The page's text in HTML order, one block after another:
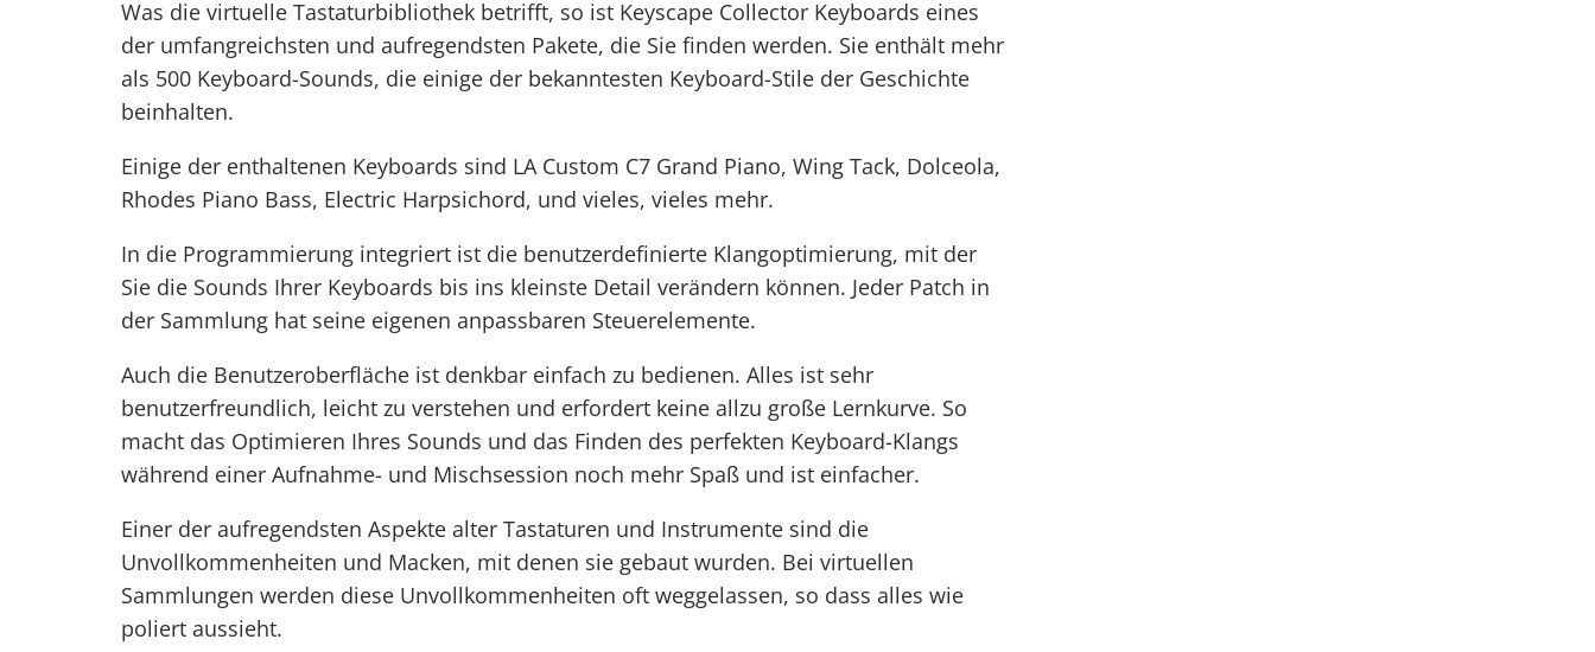
Was die virtuelle Tastaturbibliothek betrifft, so ist Keyscape Collector Keyboards eines
der umfangreichsten und aufregendsten Pakete, die Sie finden werden. Sie enthält mehr
als 500 Keyboard-Sounds, die einige der bekanntesten Keyboard-Stile der Geschichte
beinhalten.
Einige der enthaltenen Keyboards sind LA Custom C7 Grand Piano, Wing Tack, Dolceola,
Rhodes Piano Bass, Electric Harpsichord, und vieles, vieles mehr.
In die Programmierung integriert ist die benutzerdefinierte Klangoptimierung, mit der
Sie die Sounds Ihrer Keyboards bis ins kleinste Detail verändern können. Jeder Patch in
der Sammlung hat seine eigenen anpassbaren Steuerelemente.
Auch die Benutzeroberfläche ist denkbar einfach zu bedienen. Alles ist sehr
benutzerfreundlich, leicht zu verstehen und erfordert keine allzu große Lernkurve. So
macht das Optimieren Ihres Sounds und das Finden des perfekten Keyboard-Klangs
während einer Aufnahme- und Mischsession noch mehr Spaß und ist einfacher.
Einer der aufregendsten Aspekte alter Tastaturen und Instrumente sind die
Unvollkommenheiten und Macken, mit denen sie gebaut wurden. Bei virtuellen
Sammlungen werden diese Unvollkommenheiten oft weggelassen, so dass alles wie
poliert aussieht.